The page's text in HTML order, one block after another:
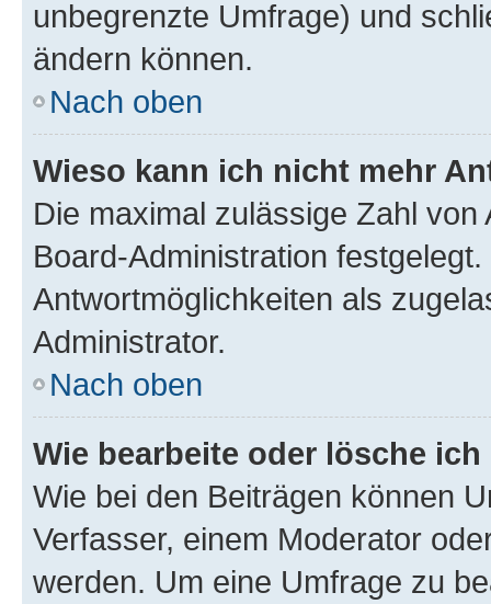
unbegrenzte Umfrage) und
ändern können.
Nach oben
Wieso kann ich nicht mehr
Die maximal zulässige Zahl
Board-Administration
Antwortmöglichkeiten als
Administrator.
Nach oben
Wie bearbeite oder lösche
Wie bei den Beiträgen können
Verfasser, einem Moderator
werden. Um eine Umfrage zu